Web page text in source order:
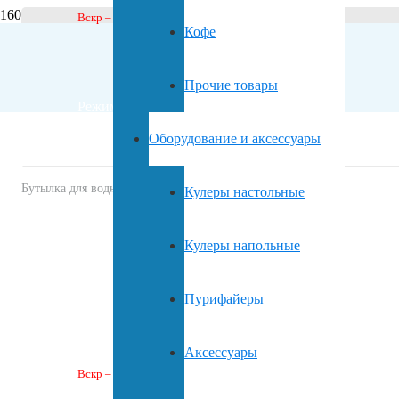
Вскр – выходной
Пн-пт 9:00 – 20:00
Вскр – выходной
Кофе
Прочие товары
Оборудование и аксессуары
Кулеры настольные
Кулеры напольные
Пурифайеры
Аксессуары
Бутылка для воды. Серия «Baby» (600 мл)